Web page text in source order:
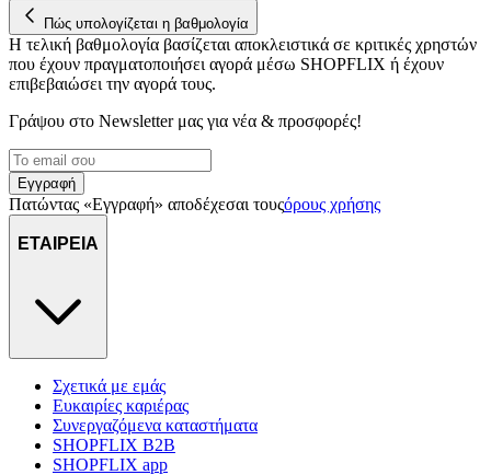
Πώς υπολογίζεται η βαθμολογία
Η τελική βαθμολογία βασίζεται αποκλειστικά σε κριτικές χρηστών
που έχουν πραγματοποιήσει αγορά μέσω SHOPFLIX ή έχουν
επιβεβαιώσει την αγορά τους.
Γράψου στο Νewsletter μας για νέα & προσφορές!
Εγγραφή
Πατώντας «Εγγραφή» αποδέχεσαι τουςόρους χρήσης
ΕΤΑΙΡΕΙΑ
Σχετικά με εμάς
Ευκαιρίες καριέρας
Συνεργαζόμενα καταστήματα
SHOPFLIX B2B
SHOPFLIX app